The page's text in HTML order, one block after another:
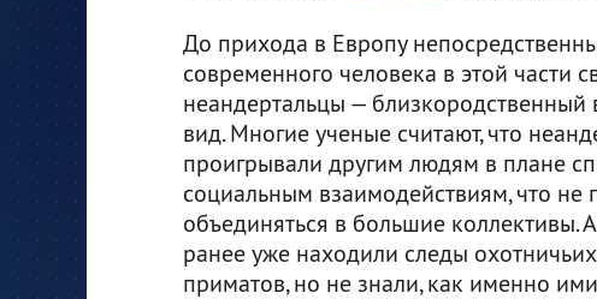
До прихода в Европу
современного человека в этой части
неандертальцы —
вид. Многие ученые считают, что
проигрывали другим людям в плане
социальным взаимодействиям, что не
объединяться в большие коллективы.
ранее уже находили следы
приматов, но не знали, как именно